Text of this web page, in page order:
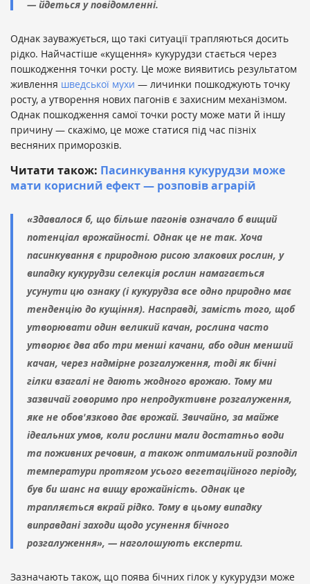
— йдеться у повідомленні.
Однак зауважується, що такі ситуації трапляються досить
рідко. Найчастіше «кущення» кукурудзи стається через
пошкодження точки росту. Це може виявитись результатом
живлення шведської мухи — личинки пошкоджують точку
росту, а утворення нових пагонів є захисним механізмом.
Однак пошкодження самої точки росту може мати й іншу
причину — скажімо, це може статися під час пізніх
весняних приморозків.
Читати також: Пасинкування кукурудзи може
мати корисний ефект — розповів аграрій
«Здавалося б, що більше пагонів означало б вищий
потенціал врожайності. Однак це не так. Хоча
пасинкування є природною рисою злакових рослин, у
випадку кукурудзи селекція рослин намагається
усунути цю ознаку (і кукурудза все одно природно має
тенденцію до кущіння). Насправді, замість того, щоб
утворювати один великий качан, рослина часто
утворює два або три менші качани, або один менший
качан, через надмірне розгалуження, тоді як бічні
гілки взагалі не дають жодного врожаю. Тому ми
зазвичай говоримо про непродуктивне розгалуження,
яке не обов'язково дає врожай. Звичайно, за майже
ідеальних умов, коли рослини мали достатньо води
та поживних речовин, а також оптимальний розподіл
температури протягом усього вегетаційного періоду,
був би шанс на вищу врожайність. Однак це
трапляється вкрай рідко. Тому в цьому випадку
виправдані заходи щодо усунення бічного
розгалуження», — наголошують експерти.
Зазначають також, що поява бічних гілок у кукурудзи може